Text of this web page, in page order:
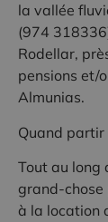
la vallée
(974
Rodellar,
pensions et/
Almunias.
Quand partir
Tout au long
grand-
à la location